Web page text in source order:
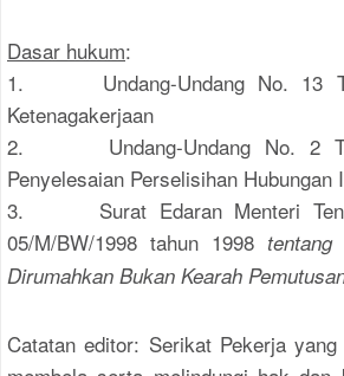
Dasar hukum:
1. Undang-Undang No. 13
Ketenagakerjaan
2. Undang-Undang No. 2
Penyelesaian Perselisihan Hubungan
3. Surat Edaran Menteri
05/M/BW/1998 tahun 1998
Dirumahkan Bukan Kearah
Catatan editor: Serikat Pekerja